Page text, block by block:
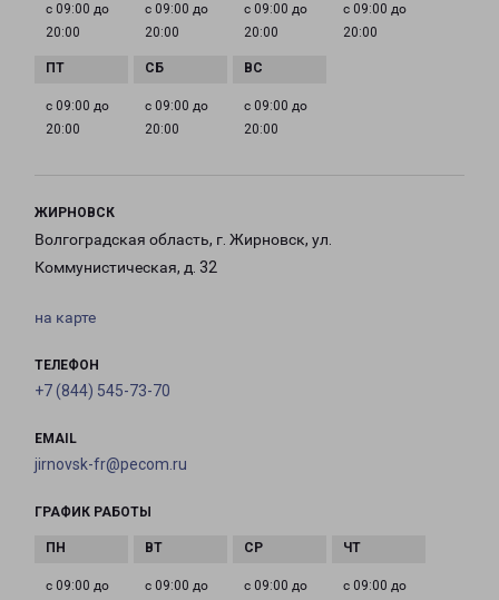
с 09:00 до
20:00
с 09:00 до
20:00
с 09:00 до
20:00
с 09:00 до
20:00
с 09:00 до
20:00
с 09:00 до
20:00
с 09:00 до
20:00
ЖИРНОВСК
Волгоградская область, г. Жирновск, ул.
Коммунистическая, д. 32
на карте
ТЕЛЕФОН
+7 (844) 545-73-70
EMAIL
jirnovsk-fr@pecom.ru
ГРАФИК РАБОТЫ
с 09:00 до
с 09:00 до
с 09:00 до
с 09:00 до